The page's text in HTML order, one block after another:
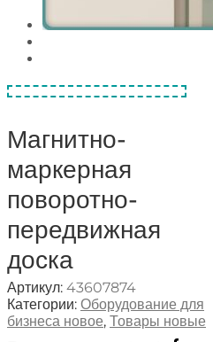
Магнитно-
маркерная
поворотно-
передвижная
доска
Артикул: 43607874
Категории: Оборудование для
бизнеса новое, Товары новые